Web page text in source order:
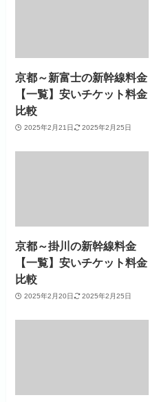
京都～新富士の新幹線料金
【一覧】安いチケット料金
比較
2025年2月21日 2025年2月25日
京都～掛川の新幹線料金
【一覧】安いチケット料金
比較
2025年2月20日 2025年2月25日